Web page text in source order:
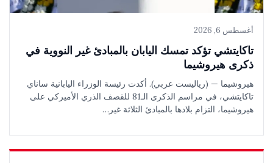
أغسطس 6, 2026
تاكايتشي تؤكد تمسك اليابان بالمبادئ غير النووية في
ذكرى هيروشيما
هيروشيما — (رياليست عربي). أكدت رئيسة الوزراء اليابانية ساناي
تاكايتشي، في مراسم الذكرى الـ81 للقصف الذري الأميركي على
هيروشيما، التزام بلادها بالمبادئ الثلاثة غير…